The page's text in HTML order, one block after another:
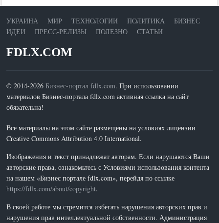
УКРАИНА МИР ТЕХНОЛОГИИ ПОЛИТИКА
БИЗНЕС
ИДЕИ
ПРЕСС-РЕЛИЗЫ ПОЛЕЗНО СТАТЬИ
FDLX.COM
© 2014-2026Бизнес-портал fdlx.com. При использовании
материалов Бизнес-портала fdlx.com активная ссылка на сайт
обязательна!
Все материалы на этом сайте размещены на условиях лицензии
Creative Commons Attribution 4.0 International.
Изображения и текст принадлежат авторам. Если нарушаются Ваши
авторские права, ознакомьтесь с Условиями использования контента
на нашем «Бизнес портале fdlx.com», перейдя по ссылке
https://fdlx.com/about/copyright.
В своей работе мы стремится избегать нарушения авторских прав и
нарушения прав интеллектуальной собственности. Администрация